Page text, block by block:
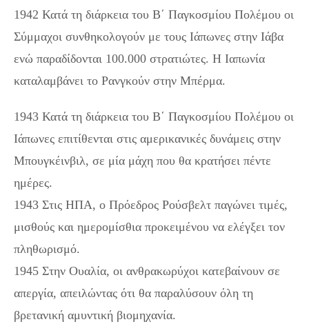
1942 Κατά τη διάρκεια του Β΄ Παγκοσμίου Πολέμου οι
Σύμμαχοι συνθηκολογούν με τους Ιάπωνες στην Ιάβα
ενώ παραδίδονται 100.000 στρατιώτες. Η Ιαπωνία
καταλαμβάνει το Ρανγκούν στην Μπέρμα.
1943 Κατά τη διάρκεια του Β΄ Παγκοσμίου Πολέμου οι
Ιάπωνες επιτίθενται στις αμερικανικές δυνάμεις στην
Μπουγκέινβιλ, σε μία μάχη που θα κρατήσει πέντε
ημέρες.
1943 Στις ΗΠΑ, ο Πρόεδρος Ρούσβελτ παγώνει τιμές,
μισθούς και ημερομίσθια προκειμένου να ελέγξει τον
πληθωρισμό.
1945 Στην Ουαλία, οι ανθρακωρύχοι κατεβαίνουν σε
απεργία, απειλώντας ότι θα παραλύσουν όλη τη
βρετανική αμυντική βιομηχανία.